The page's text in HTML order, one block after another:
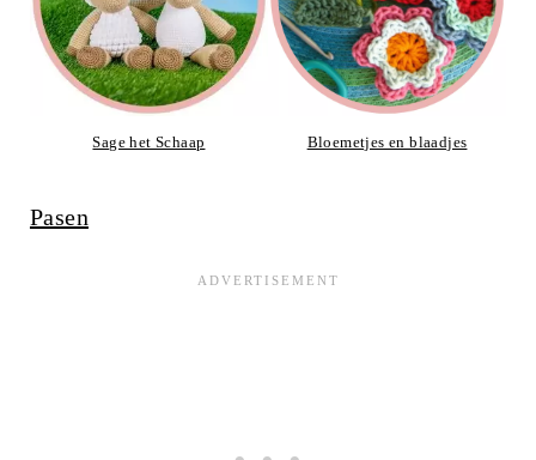
Sage het Schaap Bloemetjes en blaadjes
Pasen